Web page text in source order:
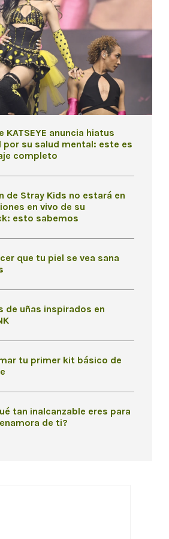
KATSEYE anuncia hiatus
por su salud mental: este es
completo
de Stray Kids no estará en
en vivo de su
esto sabemos
que tu piel se vea sana
de uñas inspirados en
tu primer kit básico de
tan inalcanzable eres para
de ti?